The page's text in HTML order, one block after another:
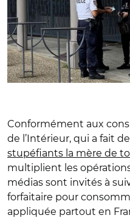
Conformément aux
de l’Intérieur, qui a fait
stupéfiants la mère de
multiplient les
médias sont invités à
forfaitaire pour
appliquée partout en